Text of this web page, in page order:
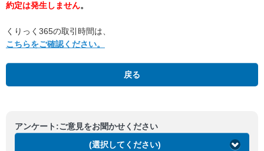
約定は発生しません。
くりっく365の取引時間は、
こちらをご確認ください。
戻る
アンケート:ご意見をお聞かせください
(選択してください)